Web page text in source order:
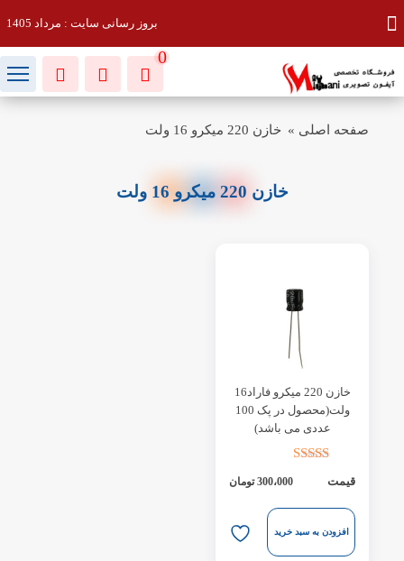
صفحه اصلی » خازن 220 میکرو 16 ولت
خازن 220 میکرو 16 ولت
خازن 220 میکرو فاراد16
ولت(محصول در پک 100
عددی می باشد)
قیمت 300،000 تومان
افزودن به سبد خرید
بروز رسانی سایت : مرداد 1405
0